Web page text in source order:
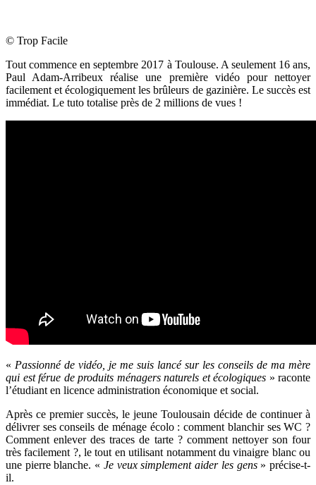
© Trop Facile
Tout commence en septembre 2017 à Toulouse. A seulement 16 ans,
Paul Adam-Arribeux réalise une première vidéo pour nettoyer
facilement et écologiquement les brûleurs de gazinière. Le succès est
immédiat. Le tuto totalise près de 2 millions de vues !
« Passionné de vidéo, je me suis lancé sur les conseils de ma mère
qui est férue de produits ménagers naturels et écologiques » raconte
l’étudiant en licence administration économique et social.
Après ce premier succès, le jeune Toulousain décide de continuer à
délivrer ses conseils de ménage écolo : comment blanchir ses WC ?
Comment enlever des traces de tarte ? comment nettoyer son four
très facilement ?, le tout en utilisant notamment du vinaigre blanc ou
une pierre blanche. « Je veux simplement aider les gens» précise-t-
il.